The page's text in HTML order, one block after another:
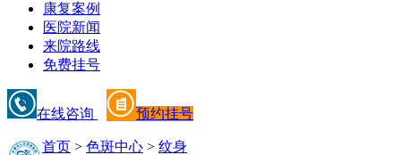
康复案例
医院新闻
来院路线
免费挂号
在线咨询 预约挂号
首页 > 色斑中心 > 纹身